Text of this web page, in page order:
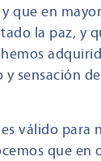
que en
la paz, y
sensación
válido para
que en